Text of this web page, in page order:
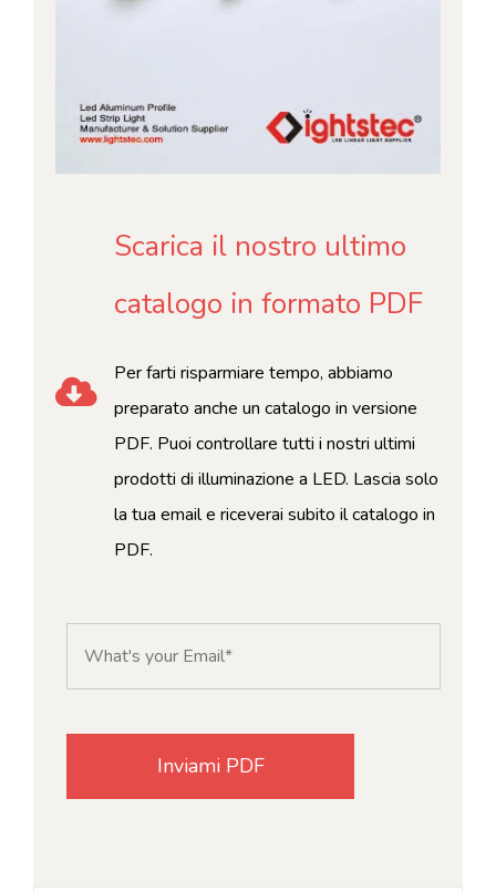
Scarica il nostro ultimo
catalogo in formato PDF
Per farti risparmiare tempo, abbiamo
preparato anche un catalogo in versione
PDF. Puoi controllare tutti i nostri ultimi
prodotti di illuminazione a LED. Lascia solo
la tua email e riceverai subito il catalogo in
PDF.